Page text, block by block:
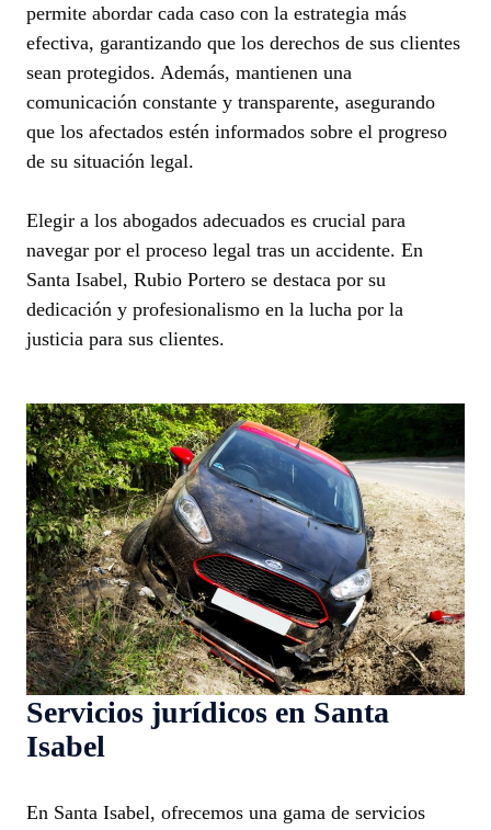
permite abordar cada caso con la estrategia más
efectiva, garantizando que los derechos de sus clientes
sean protegidos. Además, mantienen una
comunicación constante y transparente, asegurando
que los afectados estén informados sobre el progreso
de su situación legal.
Elegir a los abogados adecuados es crucial para
navegar por el proceso legal tras un accidente. En
Santa Isabel, Rubio Portero se destaca por su
dedicación y profesionalismo en la lucha por la
justicia para sus clientes.
Servicios jurídicos en Santa
Isabel
En Santa Isabel, ofrecemos una gama de servicios